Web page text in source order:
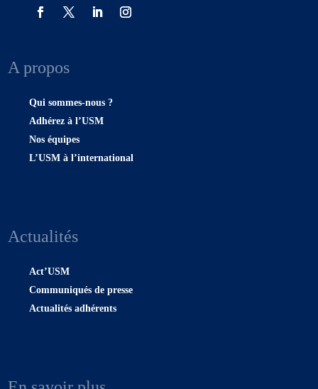
A propos
Qui sommes-nous ?
Adhérez à l’USM
Nos équipes
L’USM à l’international
Actualités
Act’USM
Communiqués de presse
Actualités adhérents